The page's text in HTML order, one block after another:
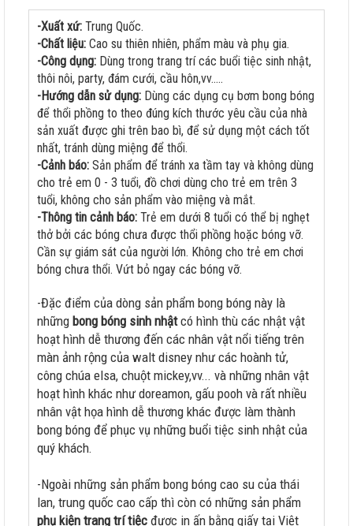
-Xuất xứ: Trung Quốc.
-Chất liệu: Cao su thiên nhiên, phẩm màu và phụ gia.
-Công dụng: Dùng trong trang trí các buổi tiệc sinh nhật,
thôi nôi, party, đám cưới, cầu hôn,vv.....
-Hướng dẫn sử dụng: Dùng các dụng cụ bơm bong bóng
để thổi phồng to theo đúng kích thước yêu cầu của nhà
sản xuất được ghi trên bao bì, để sử dụng một cách tốt
nhất, tránh dùng miệng để thổi.
-Cảnh báo: Sản phẩm để tránh xa tầm tay và không dùng
cho trẻ em 0 - 3 tuổi, đồ chơi dùng cho trẻ em trên 3
tuổi, không cho sản phẩm vào miệng và mắt.
-Thông tin cảnh báo: Trẻ em dưới 8 tuổi có thể bị nghẹt
thở bởi các bóng chưa được thổi phồng hoặc bóng vỡ.
Cần sự giám sát của người lớn. Không cho trẻ em chơi
bóng chưa thổi. Vứt bỏ ngay các bóng vỡ.
-Đặc điểm của dòng sản phẩm bong bóng này là
những bong bóng sinh nhậtcó hình thù các nhật vật
hoạt hình dễ thương đến các nhân vật nổi tiếng trên
màn ảnh rộng của walt disney như các hoành tử,
công chúa elsa, chuột mickey,vv... và những nhân vật
hoạt hình khác như doreamon, gấu pooh và rất nhiều
nhân vật họa hình dễ thương khác được làm thành
bong bóng để phục vụ những buổi tiệc sinh nhật của
quý khách.
-Ngoài những sản phẩm bong bóng cao su của thái
lan, trung quốc cao cấp thì còn có những sản phẩm
phụ kiện trang trí tiệc được in ấn bằng giấy tại Việt